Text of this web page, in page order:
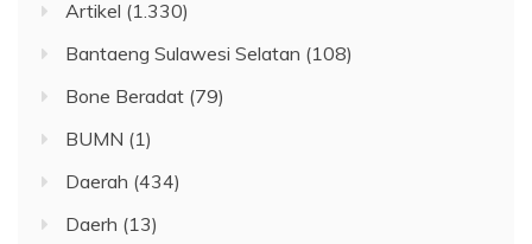
Artikel (1.330)
Bantaeng Sulawesi Selatan (108)
Bone Beradat (79)
BUMN (1)
Daerah (434)
Daerh (13)